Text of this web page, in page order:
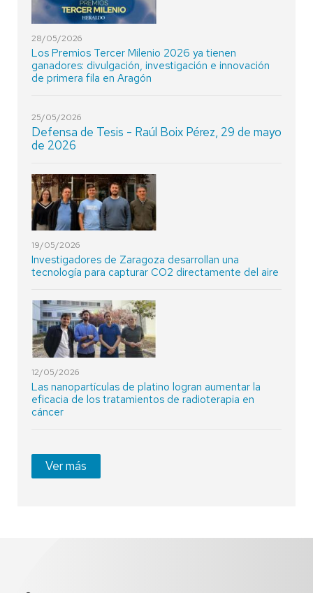
28/05/2026
Los Premios Tercer Milenio 2026 ya tienen
ganadores: divulgación, investigación e innovación
de primera fila en Aragón
25/05/2026
Defensa de Tesis - Raúl Boix Pérez, 29 de mayo
de 2026
19/05/2026
Investigadores de Zaragoza desarrollan una
tecnología para capturar CO2 directamente del aire
12/05/2026
Las nanopartículas de platino logran aumentar la
eficacia de los tratamientos de radioterapia en
cáncer
Ver más